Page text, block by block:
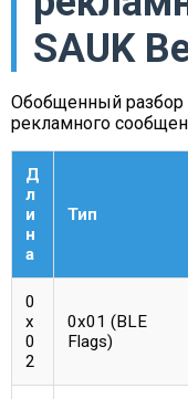
SAUK
Обобщенный разбор
рекламного
Д
л
и
н
а
Тип
0
x
0
2
0x01 (BLE
Flags)